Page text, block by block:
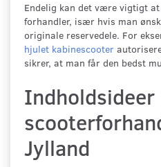
Endelig kan det være vigtigt
forhandler, især hvis man
originale reservedele. For
hjulet kabinescooter
sikrer, at man får den bedst
Jylland